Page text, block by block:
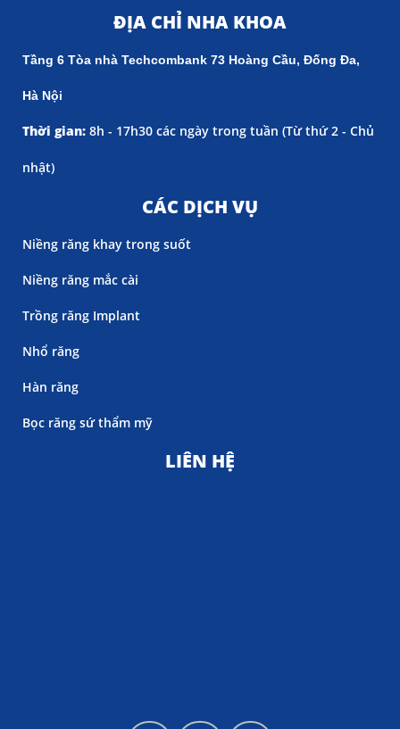
ĐỊA CHỈ NHA KHOA
Tầng 6 Tòa nhà Techcombank 73 Hoàng Cầu, Đống Đa,
Hà Nội
Thời gian: 8h - 17h30 các ngày trong tuần (Từ thứ 2 - Chủ
nhật)
CÁC DỊCH VỤ
Niềng răng khay trong suốt
Niềng răng mắc cài
Trồng răng Implant
Nhổ răng
Hàn răng
Bọc răng sứ thẩm mỹ
LIÊN HỆ